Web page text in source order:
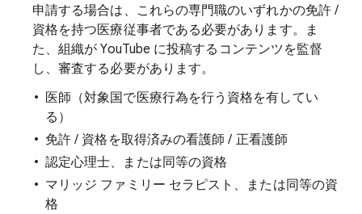
申請する場合は、これらの専門職のいずれかの免許 /
資格を持つ医療従事者である必要があります。ま
た、組織が YouTube に投稿するコンテンツを監督
し、審査する必要があります。
医師（対象国で医療行為を行う資格を有してい
る）
免許 / 資格を取得済みの看護師 / 正看護師
認定心理士、または同等の資格
マリッジ ファミリー セラピスト、または同等の資
格